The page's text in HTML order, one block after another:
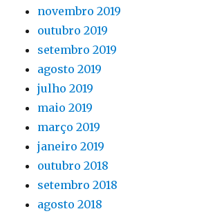
novembro 2019
outubro 2019
setembro 2019
agosto 2019
julho 2019
maio 2019
março 2019
janeiro 2019
outubro 2018
setembro 2018
agosto 2018